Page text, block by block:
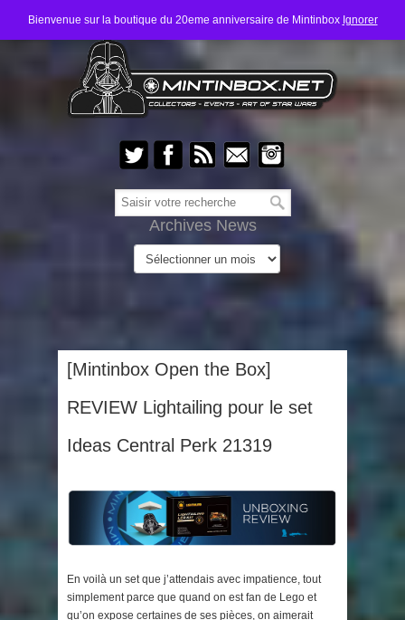
Bienvenue sur la boutique du 20eme anniversaire de Mintinbox Ignorer
Archives News
[Mintinbox Open the Box]
REVIEW Lightailing pour le set
Ideas Central Perk 21319
En voilà un set que j’attendais avec impatience, tout
simplement parce que quand on est fan de Lego et
qu’on expose certaines de ses pièces, on aimerait